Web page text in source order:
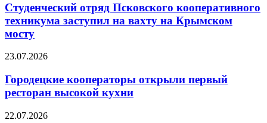
Студенческий отряд Псковского кооперативного
техникума заступил на вахту на Крымском
мосту
23.07.2026
Городецкие кооператоры открыли первый
ресторан высокой кухни
22.07.2026